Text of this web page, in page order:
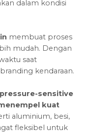
dalam kondisi
membuat proses
mudah. Dengan
saat
kendaraan.
sensitive
kuat
aluminium, besi,
fleksibel untuk